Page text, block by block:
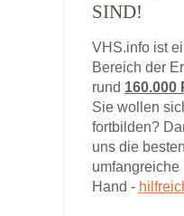
SIND!
VHS.info ist
Bereich der
rund 160.000
Sie wollen
fortbilden?
uns die
umfangreiche
Hand -